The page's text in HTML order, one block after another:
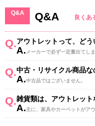
Q&A Q&A 良くあ
Q.アウトレットって、どう
A. メーカーで必ず一定量出てし
Q.中古・リサイクル商品な
A.中古品ではございません。
Q.雑貨類は、アウトレット
A.主に、家具やカーペットがア